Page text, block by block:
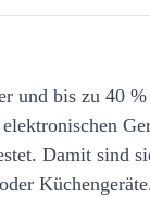
und bis zu 40
Damit sind